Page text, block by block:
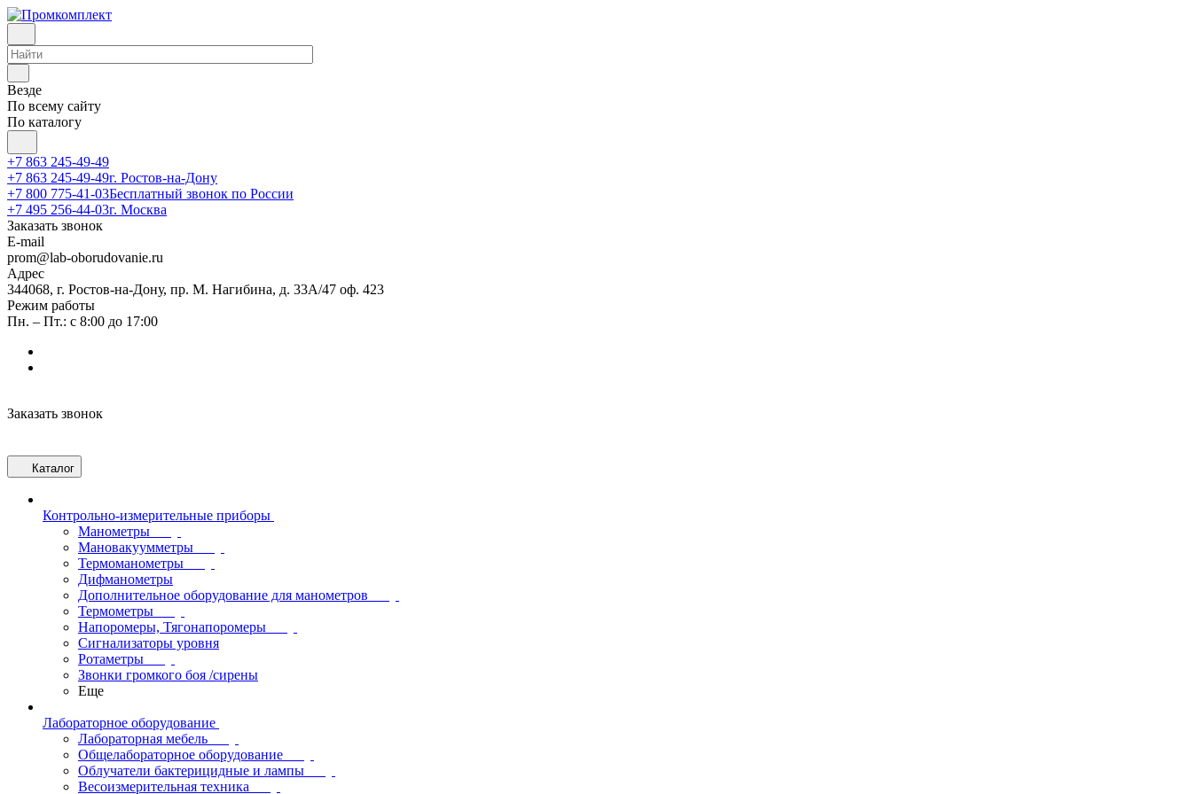
Везде
По всему сайту
По каталогу
+7 863 245-49-49
+7 863 245-49-49г. Ростов-на-Дону
+7 800 775-41-03Бесплатный звонок по России
+7 495 256-44-03г. Москва
Заказать звонок
E-mail
prom@lab-oborudovanie.ru
Адрес
344068, г. Ростов-на-Дону, пр. М. Нагибина, д. 33А/47 оф. 423
Режим работы
Пн. – Пт.: с 8:00 до 17:00
Заказать звонок
Каталог
Контрольно-измерительные приборы
Манометры
Мановакуумметры
Термоманометры
Дифманометры
Дополнительное оборудование для манометров
Термометры
Напоромеры, Тягонапоромеры
Сигнализаторы уровня
Ротаметры
Звонки громкого боя /сирены
Еще
Лабораторное оборудование
Лабораторная мебель
Общелабораторное оборудование
Облучатели бактерицидные и лампы
Весоизмерительная техника